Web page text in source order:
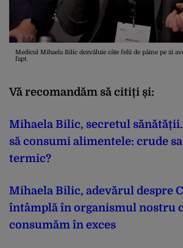
Medicul Mihaela Bilic dezvăluie câte felii de pâine pe zi
fapt.
Vă recomandăm să citiți și:
Mihaela Bilic, secretul
să consumi alimentele: crude
termic?
Mihaela Bilic, adevărul despre
întâmplă în organismul nostru
consumăm în exces